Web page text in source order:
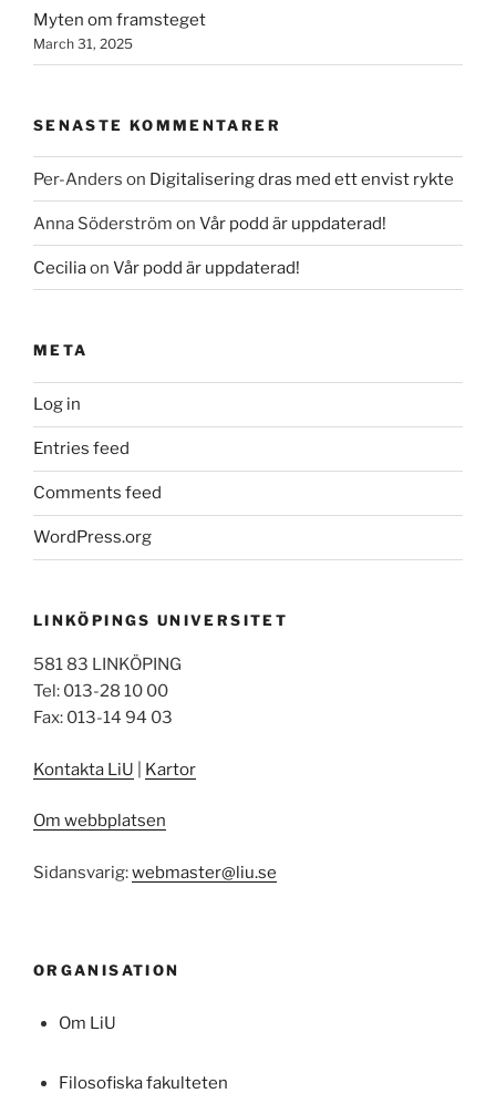
Myten om framsteget
March 31, 2025
SENASTE KOMMENTARER
Per-Anders on Digitalisering dras med ett envist rykte
Anna Söderström on Vår podd är uppdaterad!
Ceciliaon Vår podd är uppdaterad!
META
Log in
Entries feed
Comments feed
WordPress.org
LINKÖPINGS UNIVERSITET
581 83 LINKÖPING
Tel: 013-28 10 00
Fax: 013-14 94 03
Kontakta LiU Kartor
Om webbplatsen
Sidansvarig:webmaster@liu.se
ORGANISATION
Om LiU
Filosofiska fakulteten